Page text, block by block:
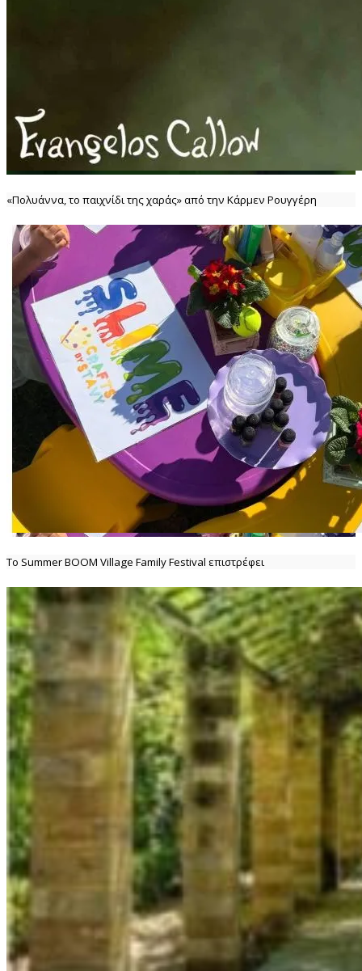
«Πολυάννα, το παιχνίδι της χαράς» από την Κάρμεν Ρουγγέρη
Το Summer BOOM Village Family Festival επιστρέφει